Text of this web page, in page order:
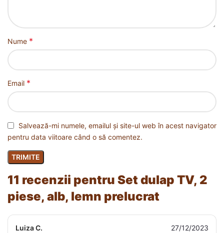
11 recenzii pentru Set dulap TV, 2
piese, alb, lemn prelucrat
Luiza C. 27/12/2023
Nume *
Email *
Salvează-mi numele, emailul și site-ul web în acest navigator
pentru data viitoare când o să comentez.